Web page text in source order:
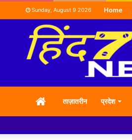
Sunday, August 9 2026 Home
HOMEताज़ातरीन प्रदेश